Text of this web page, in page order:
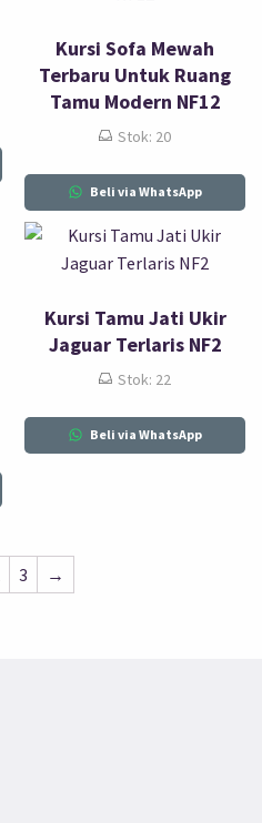
Kursi Sofa Mewah
Terbaru Untuk Ruang
Tamu Modern NF12
Stok: 20
Beli via WhatsApp
Kursi Tamu Jati Ukir
Jaguar Terlaris NF2
Stok: 22
Beli via WhatsApp
3 →